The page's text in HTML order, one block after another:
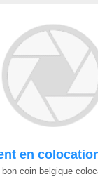
en
bon coin belgique